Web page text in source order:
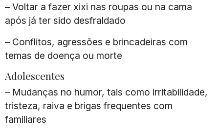
– Voltar a fazer xixi nas roupas ou na cama
após já ter sido desfraldado
– Conflitos, agressões e brincadeiras com
temas de doença ou morte
Adolescentes
– Mudanças no humor, tais como irritabilidade,
tristeza, raiva e brigas frequentes com
familiares